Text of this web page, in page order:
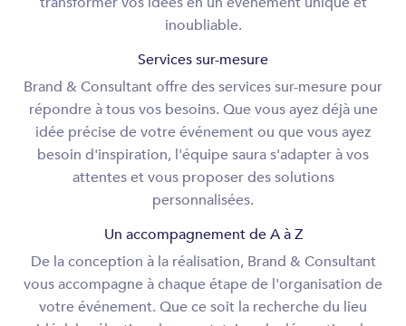
inoubliable.
Services sur-mesure
Brand & Consultant offre des services sur-mesure pour
répondre à tous vos besoins. Que vous ayez déjà une
idée précise de votre événement ou que vous ayez
besoin d'inspiration, l'équipe saura s'adapter à vos
attentes et vous proposer des solutions
personnalisées.
Un accompagnement de A à Z
De la conception à la réalisation, Brand & Consultant
vous accompagne à chaque étape de l'organisation de
votre événement. Que ce soit la recherche du lieu